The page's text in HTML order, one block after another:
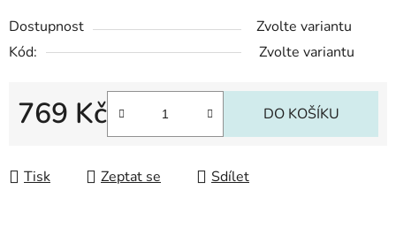
Dostupnost
Zvolte variantu
Kód:
Zvolte variantu
769 Kč DO KOŠÍKU
Tisk Zeptat se Sdílet